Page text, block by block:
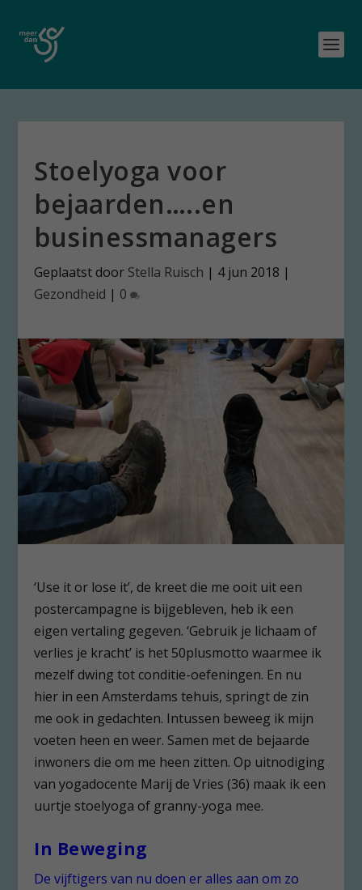
Stoelyoga voor
bejaarden…..en
businessmanagers
Geplaatst door Stella Ruisch | 4 jun 2018 |
Gezondheid | 0
‘Use it or lose it’, de kreet die me ooit uit een
postercampagne is bijgebleven, heb ik een
eigen vertaling gegeven. ‘Gebruik je lichaam of
verlies je kracht’ is het 50plusmotto waarmee ik
mezelf dwing tot conditie-oefeningen. En nu
hier in een Amsterdams tehuis, springt de zin
me ook in gedachten. Intussen beweeg ik mijn
voeten heen en weer. Samen met de bejaarde
inwoners die om me heen zitten. Op uitnodiging
van yogadocente Marij de Vries (36) maak ik een
uurtje stoelyoga of granny-yoga mee.
In Beweging
De vijftigers van nu doen er alles aan om zo